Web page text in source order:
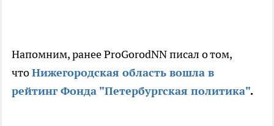
Напомним, ранее ProGorodNN писал о том,
чтоНижегородская область вошла в
рейтинг Фонда "Петербургская политика".